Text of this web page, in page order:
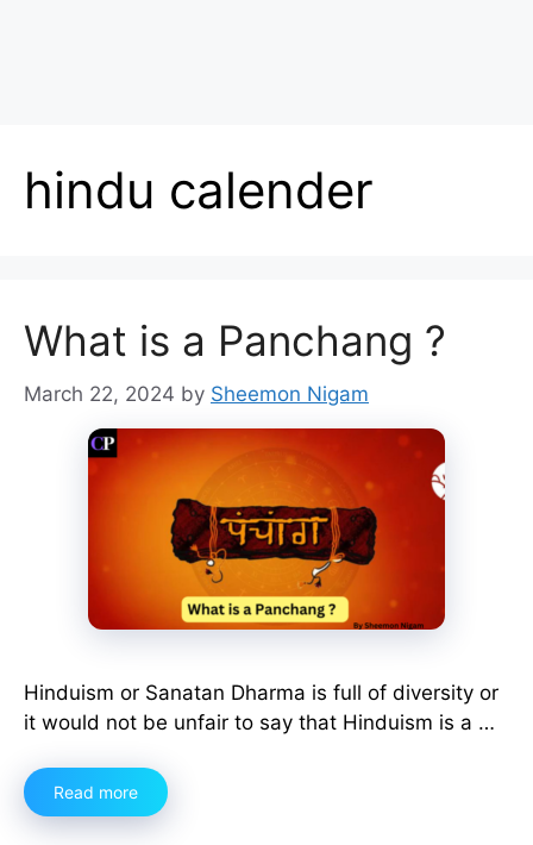
hindu calender
What is a Panchang ?
March 22, 2024 by Sheemon Nigam
Hinduism or Sanatan Dharma is full of diversity or
it would not be unfair to say that Hinduism is a …
Read more